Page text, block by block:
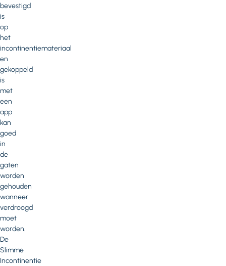
bevestigd
is
op
het
incontinentiemateriaal
en
gekoppeld
is
met
een
app
kan
goed
in
de
gaten
worden
gehouden
wanneer
verdroogd
moet
worden.
De
Slimme
Incontinentie